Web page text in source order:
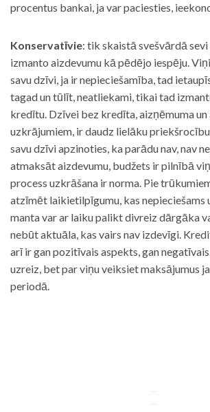
procentus bankai, ja var paciesties,
Konservatīvie: tik skaistā svešvārdā sevi
izmanto aizdevumu kā pēdējo iespēju.
savu dzīvi, ja ir nepieciešamība, tad
tagad un tūlīt, neatliekami, tikai tad
kredītu. Dzīvei bez kredīta, aizņēmuma un
uzkrājumiem, ir daudz lielāku
savu dzīvi apzinoties, ka parādu nav, nav
atmaksāt aizdevumu, budžets ir pilnībā
process uzkrāšana ir norma. Pie
atzīmēt laikietilpīgumu, kas
manta var ar laiku palikt divreiz dārgāka
nebūt aktuāla, kas vairs nav izdevīgi.
arī ir gan pozitīvais aspekts, gan
uzreiz, bet par viņu veiksiet maksājumus
periodā.